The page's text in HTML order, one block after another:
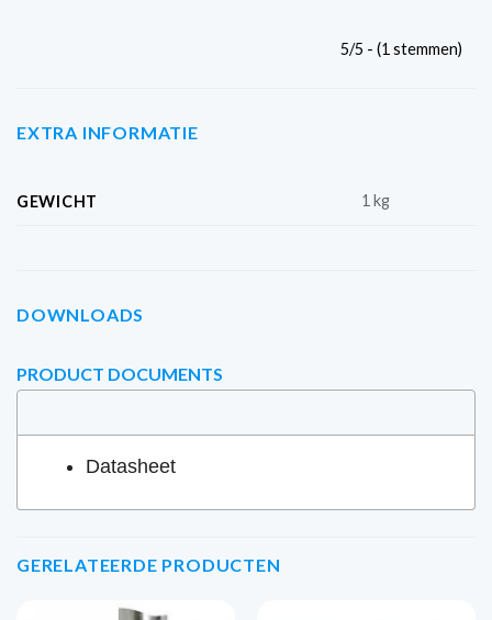
5/5 - (1 stemmen)
EXTRA INFORMATIE
GEWICHT 1 kg
DOWNLOADS
PRODUCT DOCUMENTS
Datasheet
GERELATEERDE PRODUCTEN